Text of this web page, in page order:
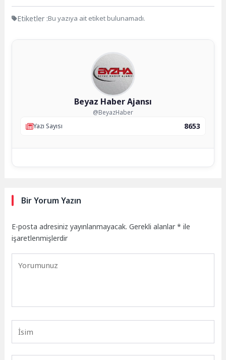
Etiketler :Bu yazıya ait etiket bulunamadı.
Beyaz Haber Ajansı
@BeyazHaber
Yazı Sayısı
8653
Bir Yorum Yazın
E-posta adresiniz yayınlanmayacak. Gerekli alanlar* ile
işaretlenmişlerdir